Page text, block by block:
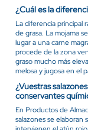
¿Cuál es la
La diferencia principal
de grasa. La mojama
lugar a una carne
procede de la zona
graso mucho más
melosa y jugosa en el
¿Vuestras
conservantes
En Productos de
salazones se